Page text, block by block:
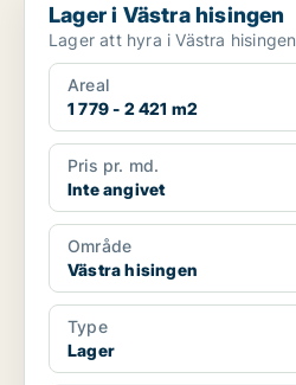
Lager i Västra hisingen
Lager att hyra i Västra hisingen
Areal
1 779 - 2 421 m2
Pris pr. md.
Inte angivet
Område
Västra hisingen
Type
Lager